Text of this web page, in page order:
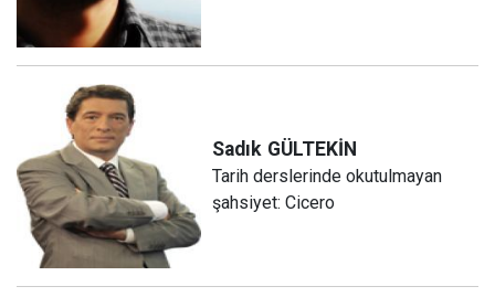
Sadık GÜLTEKİN
Tarih derslerinde okutulmayan
şahsiyet: Cicero